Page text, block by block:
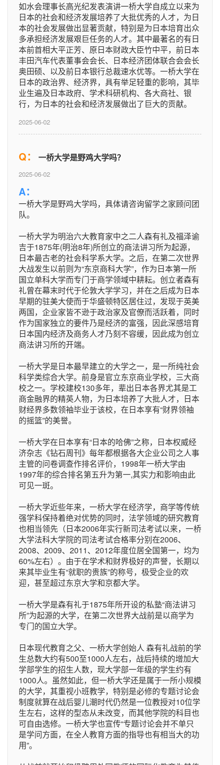
如水会理事长高光纪发表演讲一桥大学自成立以来为
日本的社会和经济发展培养了大批优秀的人才，为日
本的社会发展做出显著贡献，特别是为日本培育出众
多承担经济发展艰巨任务的人才。其中最著名的有日
本前首相大平正芳、原日本财政大臣竹中平，前日本
丰田汽车代表董事会会长、日本经济团体联合会会长
奥田硕、以及前日本银行总裁速水优等。一桥大学在
日本的政治界、经济界，具有举足轻重的影响，其毕
业生遍及日本政府、学术科研机构、各大商社、银
行，为日本的社会和经济发展做出了巨大的贡献。
2025-06-02
Q： 一桥大学是野鸡大学吗？
2025-06-02
A：
一桥大学是野鸡大学吗，具体请咨询留学之家顾问团
队。
一桥大学为明治六大教育家中之二人森有礼及福泽谕
吉于1875年(明治8年)所创立的商法讲习所为起源，
日本最古老的社会科学系大学。之后，在第二次世界
大战发生以前则为“东京商科大学”，作为日本第一所
国立单科大学而专门于商学领域中耕耘。创立者森有
礼曾在幕末时代于伦敦大学学习，并在之后成为日本
早期的驻美大使而于华盛顿特区居住过，发现于英美
两国，企业家皆不逊于政治家及官僚而活跃着，同时
作为国家独立的要件乃是经济的富强，因此深感培育
日本国内经济及商务人才乃刻不容缓，因此成为创立
商法讲习所的开端。
一桥大学是日本最早建立的大学之一，是一所纯社会
科学类综合大学。前身是官立东京商业学校，三大商
校之一。学校建校130多年，辈出日本各界尤其是工
商金融界的精英人物，为日本培养了大批人才，日本
财经界多数领袖毕业于该校，在日本享有“财界领袖
的摇篮”的美誉。
一桥大学在日本享有“日本的哈佛”之称，日本权威经
济杂志《钻石周刊》每年都根据各大企业公司之人事
主管的问卷调查作排名评价，1998年一桥大学由
1997年的综合排名第五升为第一,其实力和影响由此
可见一斑。
一桥大学近些年来，一桥大学在经济学，商学等传统
强学科保持着绝对优势的同时，法学领域的研究教育
也相当领先（日本2006年实行新司法考试以来，一桥
大学法科大学院的司法考试合格率分别在2006、
2008、2009、2011、2012年度位居全国第一，均为
60%左右）。由于在学术和财界极好的声誉，长期以
来其毕业生有“就职的贵族”的称号，极受企业的欢
迎，甚至超过东京大学和京都大学。
一桥大学是森有礼于1875年所开设的私塾“商法讲习
所”为起源的大学，在第二次世界大战前是以商学为
专门的国立大学。
日本现代教育之父、一桥大学创始人 森有礼战前的学
生总数大约有500至1000人左右，战后持续的增加大
学部学生的招生人数，现大学部一年级的学生约有
1000人。虽然如此，但一桥大学还是属于一所小规模
的大学，其重视小班教学，特别是必修的专题讨论会
制度就算在战后婴儿潮时代仍然是一位教授对10位学
生左右，这样的型态从未改变，而其他学院的科目也
可自由选修。一桥大学也宣传“专题讨论会并不单只
是学问方面，在全人教育方面的指导也有相当大的功
用”。